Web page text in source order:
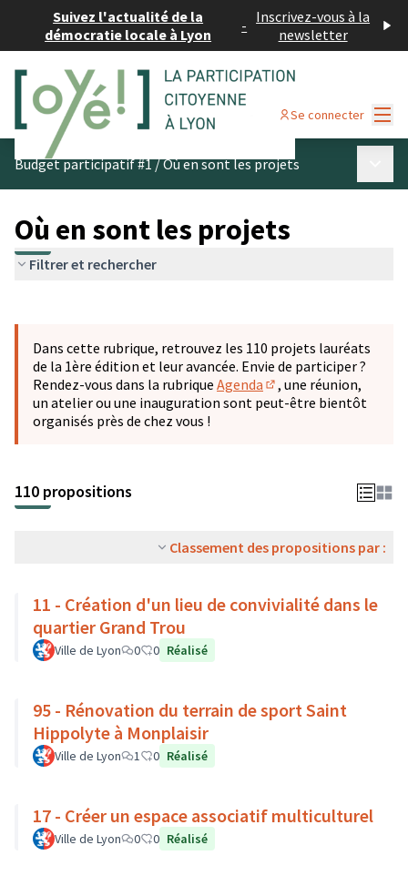
Suivez l'actualité de la
démocratie locale à Lyon
- Inscrivez-vous à la
newsletter
Se connecter
Budget participatif #1/Où en sont les projets
Où en sont les projets
Filtrer et rechercher
−
Dans cette rubrique, retrouvez les 110 projets lauréats
de la 1ère édition et leur avancée. Envie de participer ?
Rendez-vous dans la rubrique Agenda
(S'ouvre dans un
, une réunion,
un atelier ou une inauguration sont peut-être bientôt
organisés près de chez vous !
110 propositions
Classement des propositions par :
11 - Création d'un lieu de convivialité dans le
quartier Grand Trou
Ville de Lyon 0 0 Réalisé
95 - Rénovation du terrain de sport Saint
Hippolyte à Monplaisir
Ville de Lyon 1 0 Réalisé
17 - Créer un espace associatif multiculturel
Ville de Lyon 0 0 Réalisé